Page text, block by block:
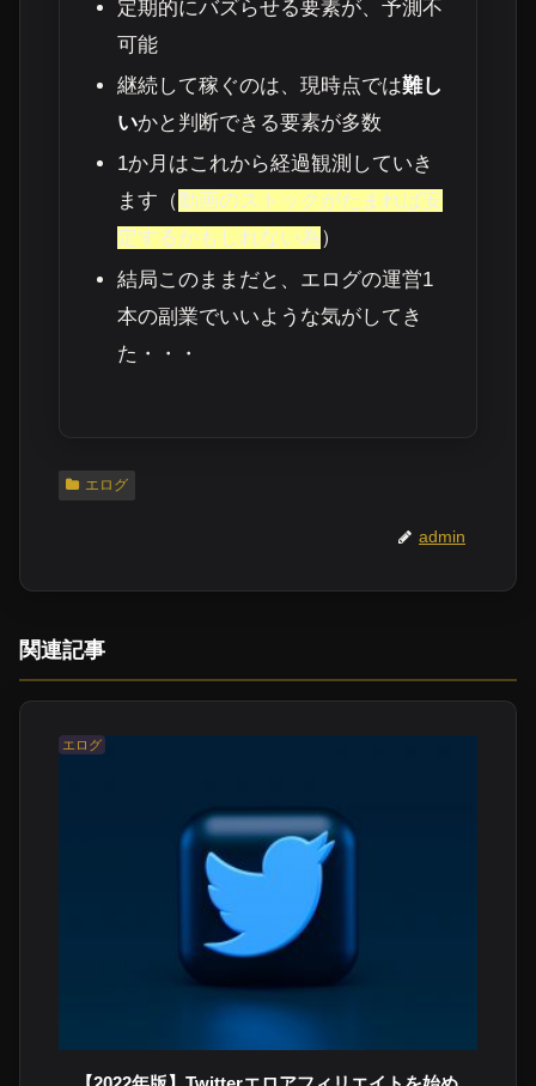
定期的にバズらせる要素が、予測不
可能
継続して稼ぐのは、現時点では難し
いかと判断できる要素が多数
1か月はこれから経過観測していき
ます（動画のストックがたまれば安
定するかもしれない為）
結局このままだと、エログの運営1
本の副業でいいような気がしてき
た・・・
エログ
admin
関連記事
エログ